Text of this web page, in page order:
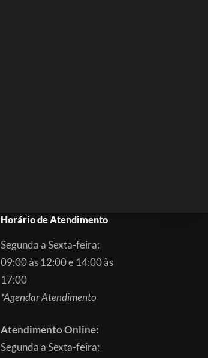
Horário de Atendimento
Segunda a Sexta-feira:
09:00 às 12:00 e 14:00 às
17:00
*Agendar Atendimento
Atendimento Online:
Segunda a Sexta-feira: